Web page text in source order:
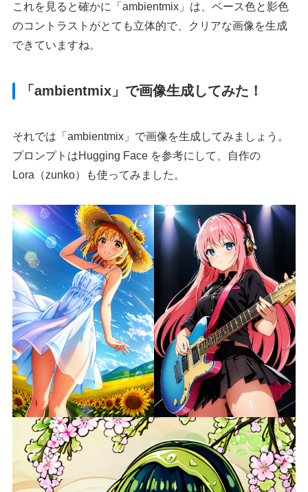
これを見ると確かに「ambientmix」は、ベース色と影色
のコントラストがとても立体的で、クリアな画像を生成
できていますね。
「ambientmix」で画像生成してみた！
それでは「ambientmix」で画像を生成してみましょう。
プロンプトはHugging Face を参考にして、自作の
Lora（zunko）も使ってみました。